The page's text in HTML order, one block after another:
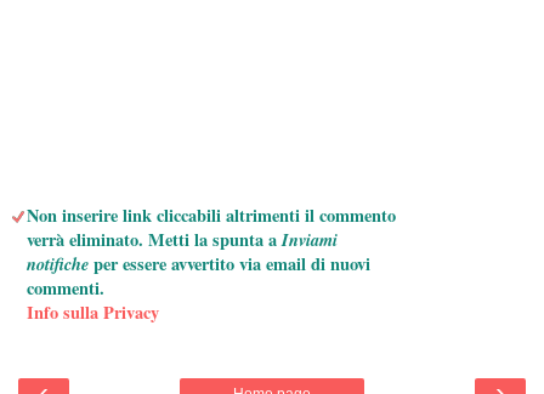
Non inserire link cliccabili altrimenti il commento
verrà eliminato. Metti la spunta aInviami
notificheper essere avvertito via email di nuovi
commenti.
Info sulla Privacy